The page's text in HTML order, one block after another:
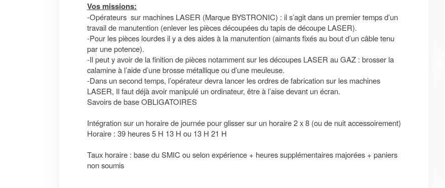
Vos missions:
-Opérateurs sur machines LASER (Marque BYSTRONIC) : il s’agit dans un premier temps d’un
travail de manutention (enlever les pièces découpées du tapis de découpe LASER).
-Pour les pièces lourdes il y a des aides à la manutention (aimants fixés au bout d’un câble tenu
par une potence).
-Il peut y avoir de la finition de pièces notamment sur les découpes LASER au GAZ : brosser la
calamine à l’aide d’une brosse métallique ou d’une meuleuse.
-Dans un second temps, l’opérateur devra lancer les ordres de fabrication sur les machines
LASER, Il faut déjà avoir manipulé un ordinateur, être à l’aise devant un écran.
Savoirs de base OBLIGATOIRES
Intégration sur un horaire de journée pour glisser sur un horaire 2 x 8 (ou de nuit accessoirement)
Horaire : 39 heures 5 H 13 H ou 13 H 21 H
Taux horaire : base du SMIC ou selon expérience + heures supplémentaires majorées + paniers
non soumis